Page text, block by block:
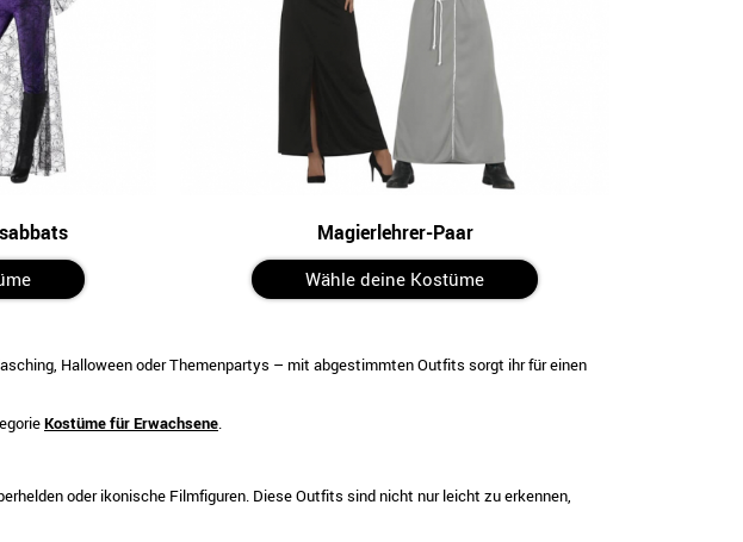
Magierlehrer-Paar
Wähle deine Kostüme
Halloween oder Themenpartys – mit abgestimmten Outfits sorgt ihr für einen
Kostüme für Erwachsene.
oder ikonische Filmfiguren. Diese Outfits sind nicht nur leicht zu erkennen,